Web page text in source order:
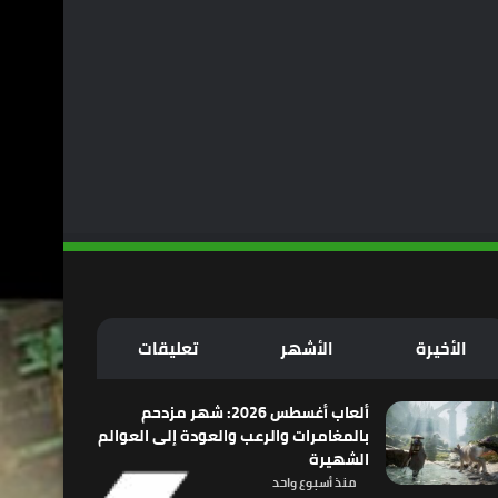
الأخيرة الأشهر تعليقات
ألعاب أغسطس 2026: شهر مزدحم
بالمغامرات والرعب والعودة إلى العوالم
الشهيرة
منذ أسبوع واحد